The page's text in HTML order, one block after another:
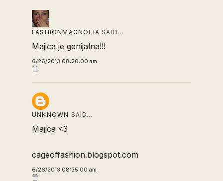
FASHIONMAGNOLIA SAID…
Majica je genijalna!!!
6/26/2013 08:20:00 am
UNKNOWN SAID…
Majica <3
cageoffashion.blogspot.com
6/26/2013 08:35:00 am